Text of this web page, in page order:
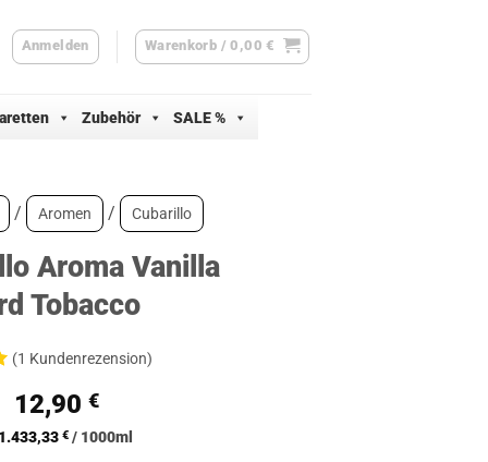
Anmelden Warenkorb /0,00€
Zubehör SALE %
/ Aromen / Cubarillo
Aroma Vanilla
Tobacco
(1 Kundenrezension)
Ursprünglicher
Preis
war:
12,90 €Aktueller
Preis
1.433,33 €/ 1000ml